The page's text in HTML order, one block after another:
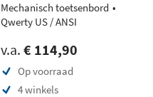
Mechanisch toetsenbord
Qwerty US / ANSI
v.a. € 114,90
Op voorraad
4 winkels